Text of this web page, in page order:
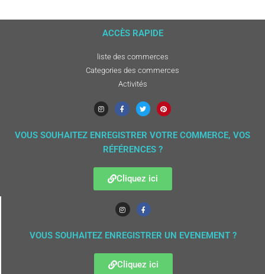
ACCÈS RAPIDE
liste des commerces
Categories des commerces
Activités
VOUS SOUHAITEZ ENREGISTRER VOTRE COMMERCE, VOS
RÉFÉRENCES ?
Cliquez ici
VOUS SOUHAITEZ ENREGISTRER UN EVENEMENT ?
Cliquez ici